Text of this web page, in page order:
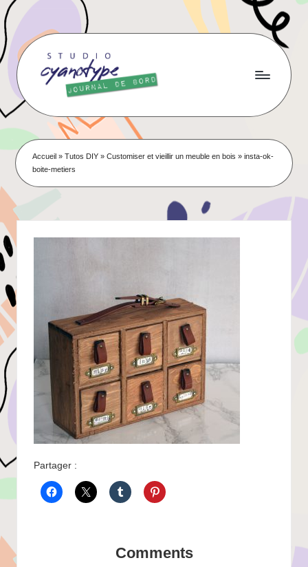
Skip
to
content
Accueil »Tutos DIY »Customiser et vieillir un meuble en bois »insta-ok-
boite-metiers
Partager :
Comments